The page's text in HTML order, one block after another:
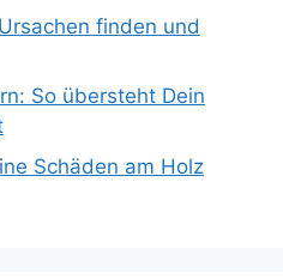
finden und
So übersteht Dein
Schäden am Holz